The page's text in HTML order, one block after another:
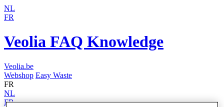
NL
FR
Veolia FAQ Knowledge
Veolia.be
Webshop Easy Waste
FR
NL
FR